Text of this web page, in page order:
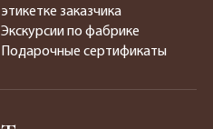
этикетке заказчика
Экскурсии по фабрике
Подарочные сертификаты